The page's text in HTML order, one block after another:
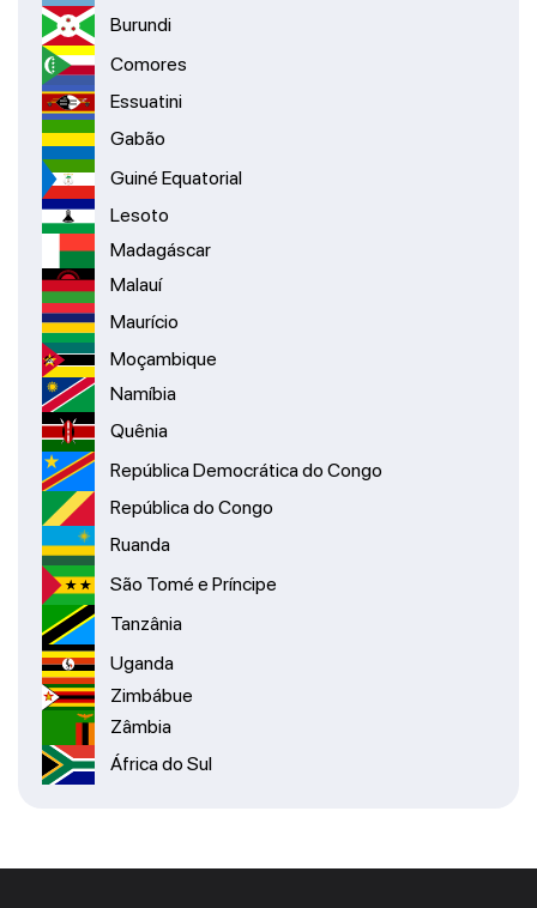
Burundi
Comores
Essuatini
Gabão
Guiné Equatorial
Lesoto
Madagáscar
Malauí
Maurício
Moçambique
Namíbia
Quênia
República Democrática do Congo
República do Congo
Ruanda
São Tomé e Príncipe
Tanzânia
Uganda
Zimbábue
Zâmbia
África do Sul